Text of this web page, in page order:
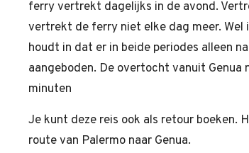
ferry vertrekt dagelijks in de avond.
vertrekt de ferry niet elke dag meer. Wel
houdt in dat er in beide periodes alleen
aangeboden. De overtocht vanuit
minuten
Je kunt deze reis ook als retour boeken.
route van Palermo naar Genua.